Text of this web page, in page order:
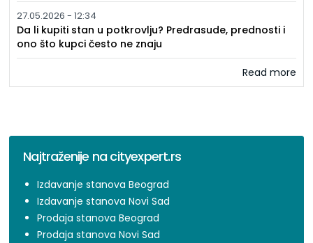
27.05.2026 - 12:34
Da li kupiti stan u potkrovlju? Predrasude, prednosti i
ono što kupci često ne znaju
Read more
Najtraženije na cityexpert.rs
Izdavanje stanova Beograd
Izdavanje stanova Novi Sad
Prodaja stanova Beograd
Prodaja stanova Novi Sad